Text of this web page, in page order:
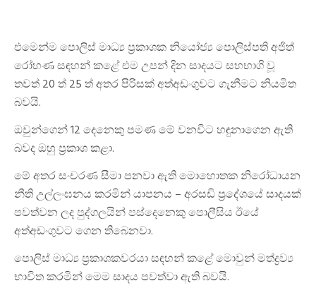
එමෙන්ම පොලිස් මාධ්‍ය ප්‍රකාශක නියෝජ්‍ය පොලිස්පති අජිත්
රෝහණ සඳහන් කළේ එම උපන් දින සාදයට සහභාගි වූ
තවත් 20 ත් 25 ත් අතර පිරිසක් අත්අඩංගුවට ගැනීමට නියමිත
බවයි.
ඔවුන්ගෙන් 12 දෙනෙකු පමණ මේ වනවිට හඳුනාගෙන ඇති
බවද ඔහු ප්‍රකාශ කළා.
මේ අතර සංචරණ සීමා පනවා ඇති මොහොතක නිරෝධායන
නීති උල්ලංඝනය කරමින් යාපනය – අරසඩි ප්‍රදේශයේ සාදයක්
පවත්වන ලද පුද්ගලයින් පස්දෙනෙකු පොලීසිය ඊයේ
අත්අඩංගුවට ගෙන තිබෙනවා.
පොලිස් මාධ්‍ය ප්‍රකාශකවරයා සඳහන් කළේ මොවුන් මත්ද්‍රව්‍ය
භාවිත කරමින් මෙම සාදය පවත්වා ඇති බවයි.